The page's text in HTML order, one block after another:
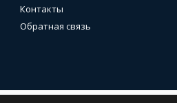
Контакты
Обратная связь